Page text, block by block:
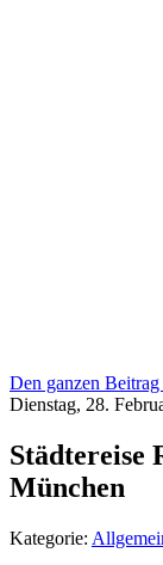
Den ganzen Beitrag
Dienstag, 28.
Städtereise
München
Kategorie: